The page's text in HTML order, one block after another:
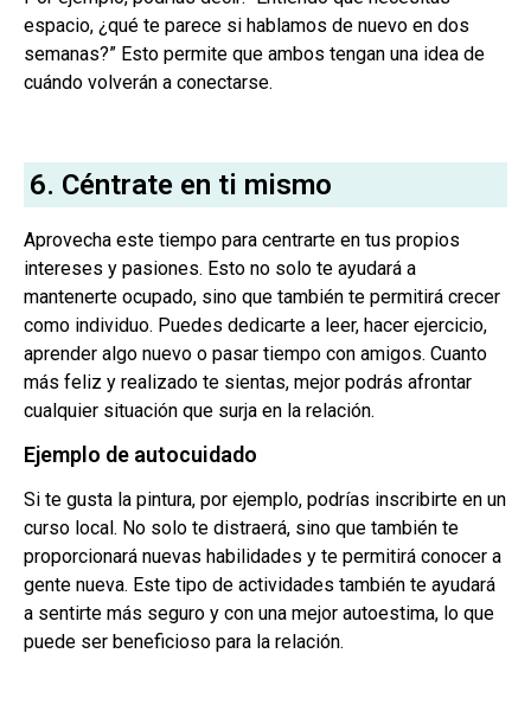
espacio, ¿qué te parece si hablamos de nuevo en dos
semanas?” Esto permite que ambos tengan una idea de
cuándo volverán a conectarse.
6. Céntrate en ti mismo
Aprovecha este tiempo para centrarte en tus propios
intereses y pasiones. Esto no solo te ayudará a
mantenerte ocupado, sino que también te permitirá crecer
como individuo. Puedes dedicarte a leer, hacer ejercicio,
aprender algo nuevo o pasar tiempo con amigos. Cuanto
más feliz y realizado te sientas, mejor podrás afrontar
cualquier situación que surja en la relación.
Ejemplo de autocuidado
Si te gusta la pintura, por ejemplo, podrías inscribirte en un
curso local. No solo te distraerá, sino que también te
proporcionará nuevas habilidades y te permitirá conocer a
gente nueva. Este tipo de actividades también te ayudará
a sentirte más seguro y con una mejor autoestima, lo que
puede ser beneficioso para la relación.